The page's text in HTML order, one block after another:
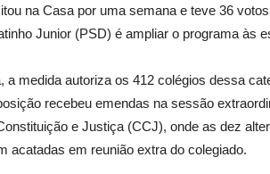
na Casa por uma semana e teve 36
Junior (PSD) é ampliar o programa às
a medida autoriza os 412 colégios dessa
recebeu emendas na sessão
e Justiça (CCJ), onde as dez
acatadas em reunião extra do colegiado.